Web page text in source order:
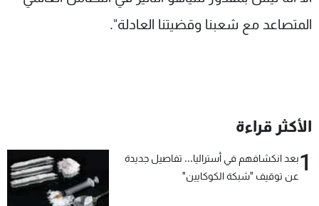
المتصاعد مع شعبنا وقضيتنا العادلة".
الأكثر قراءة
1بعد انكشافهم في أستراليا... تفاصيل جديدة
عن توقيف "شبكة الكوكايين"
عن MTV
وظائف